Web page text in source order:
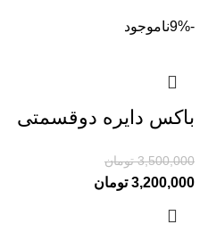
-9% ناموجود
باکس دایره دوقسمتی
3,500,000 تومان
3,200,000 تومان